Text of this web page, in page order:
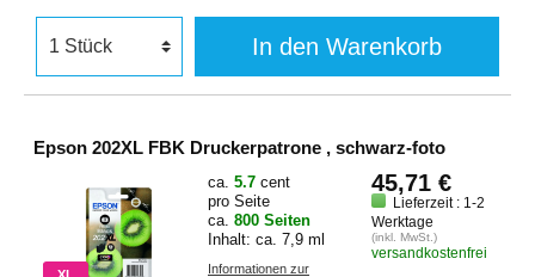
In den Warenkorb
Epson 202XL FBK Druckerpatrone , schwarz-foto
ca. 5.7 cent
pro Seite
ca. 800 Seiten
Inhalt: ca. 7,9 ml
Informationen zur
45,71 €
Lieferzeit : 1-2
Werktage
(inkl. MwSt.)
versandkostenfrei